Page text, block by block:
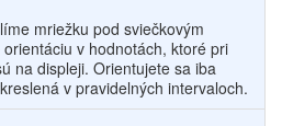
mriežku pod sviečkovým
v hodnotách, ktoré pri
na displeji. Orientujete sa iba
v pravidelných intervaloch.